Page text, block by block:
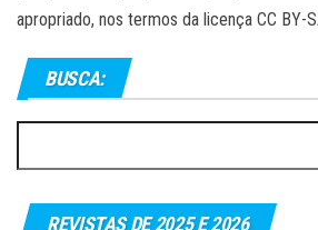
apropriado, nos termos da licença CC BY-
BUSCA:
por:
REVISTAS DE 2025 E 2026